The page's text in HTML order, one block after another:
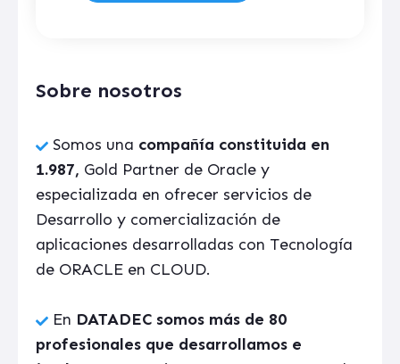
Sobre nosotros
Somos una compañía constituida en
1.987, Gold Partner de Oracle y
especializada en ofrecer servicios de
Desarrollo y comercialización de
aplicaciones desarrolladas con Tecnología
de ORACLE en CLOUD.
En DATADEC somos más de 80
profesionales que desarrollamos e